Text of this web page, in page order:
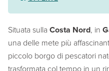
Situata sulla Costa Nord, in
una delle mete più
piccolo borgo di pescatori